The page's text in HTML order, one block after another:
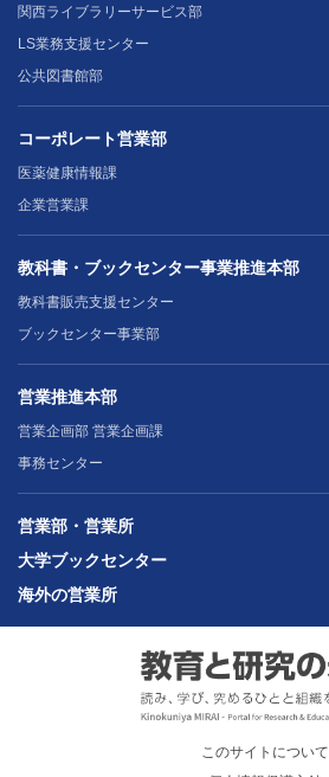
関西ライブラリーサービス部
LS業務支援センター
公共図書館部
コーポレート営業部
医薬健康情報課
企業営業課
教科書・ブックセンター事業推進本部
教科書販売支援センター
ブックセンター事業部
営業推進本部
営業企画部 営業企画課
事務センター
営業部・営業所
大学ブックセンター
海外の営業所
このサイトについて